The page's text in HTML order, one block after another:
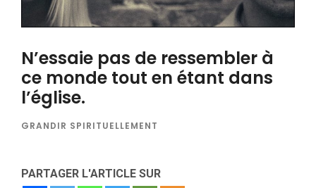
N’essaie pas de ressembler à
ce monde tout en étant dans
l’église.
GRANDIR SPIRITUELLEMENT
PARTAGER L'ARTICLE SUR